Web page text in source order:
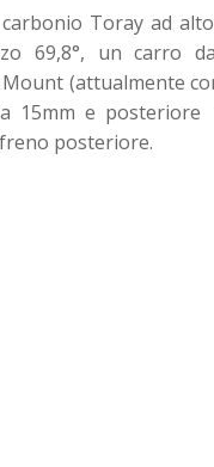
Toray ad
69,8°, un carro
(attualmente
15mm e posteriore
posteriore.